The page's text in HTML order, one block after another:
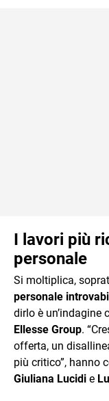
I lavori più
personale
Si moltiplica,
personale
dirlo è un’indagine
Ellesse Group.
offerta, un
più critico”, hanno
Giuliana Lucidi e